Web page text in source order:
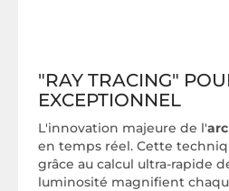
"RAY TRACING"
EXCEPTIONNEL
L'innovation majeure de l'
en temps réel. Cette
grâce au calcul ultra-rapide
luminosité magnifient